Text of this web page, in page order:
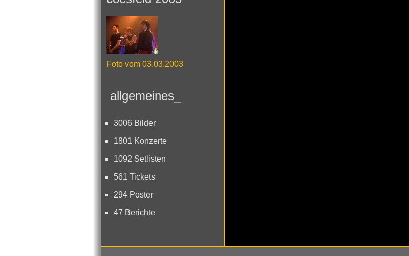
Foto vom 03.03.2003
allgemeines_
3006 Bilder
1801 Konzerte
1092 Setlisten
561 Tickets
294 Poster
47 Berichte